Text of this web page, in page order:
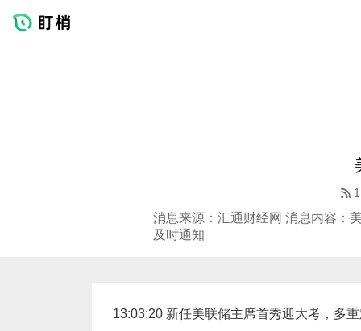
消息来源：汇通财经网 消息内容：
及时通知
13:03:20 新任美联储主席首秀迎大考，多